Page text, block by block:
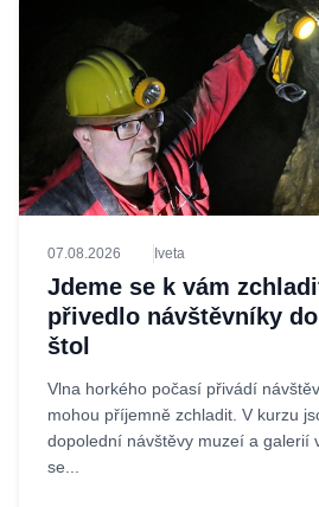
07.08.2026 Iveta
Jdeme se k vám
přivedlo návštěvníky
štol
Vlna horkého počasí přivádí
mohou příjemně zchladit. V kurzu
dopolední návštěvy muzeí a galerií
se...